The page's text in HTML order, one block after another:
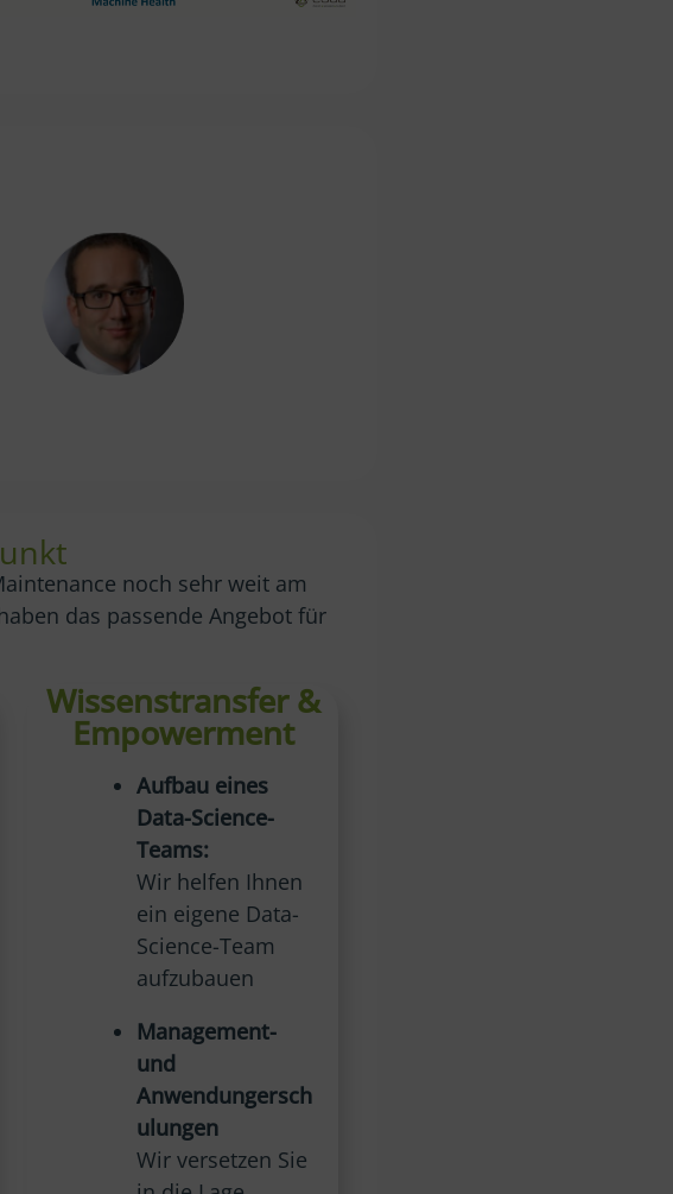
noch sehr weit am
das passende Angebot für
Wissenstransfer &
Empowerment
Aufbau eines
Data-Science-
Teams:
Wir helfen Ihnen
ein eigene Data-
Science-Team
aufzubauen
Management-
und
Anwendungersch
ulungen
Wir versetzen Sie